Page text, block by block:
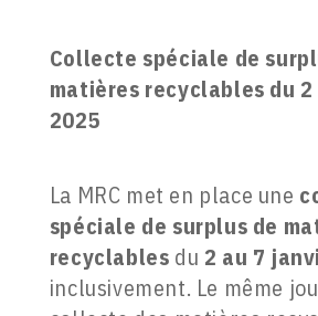
Collecte spéciale de
matières recyclables du
2025
La MRC met en place une
spéciale de surplus de
recyclables du 2 au 7
inclusivement. Le même